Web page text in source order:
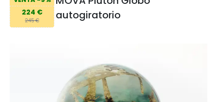
224 €
245 €
autogiratorio